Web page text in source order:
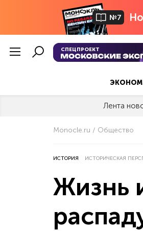
№7
СПЕЦПРОЕКТ
Лента
Monocle.ru Общество
ИСТОРИЯ ИСТОРИЧЕСКАЯ
Жизнь